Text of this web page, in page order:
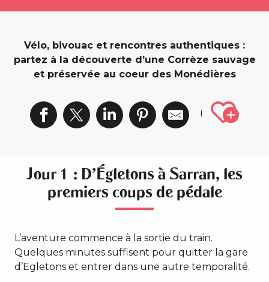
Vélo, bivouac et rencontres authentiques :
partez à la découverte d’une Corrèze sauvage
et préservée au coeur des Monédières
Jour 1 : D'Égletons à Sarran, les
premiers coups de pédale
L’aventure commence à la sortie du train.
Quelques minutes suffisent pour quitter la gare
d’Egletons et entrer dans une autre temporalité.